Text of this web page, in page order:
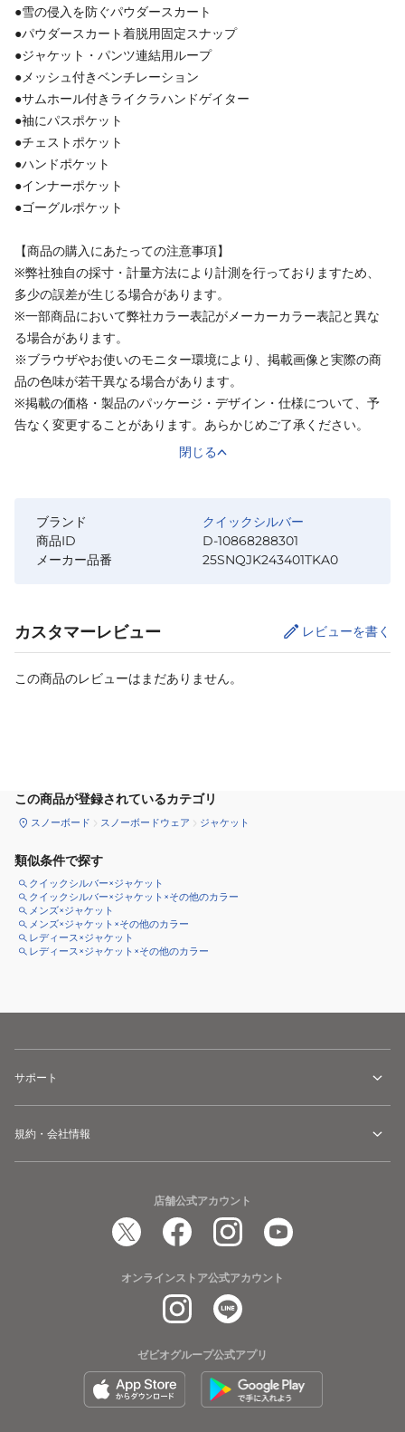
●雪の侵入を防ぐパウダースカート
●パウダースカート着脱用固定スナップ
●ジャケット・パンツ連結用ループ
●メッシュ付きベンチレーション
●サムホール付きライクラハンドゲイター
●袖にパスポケット
●チェストポケット
●ハンドポケット
●インナーポケット
●ゴーグルポケット
【商品の購入にあたっての注意事項】
※弊社独自の採寸・計量方法により計測を行っておりますため、
多少の誤差が生じる場合があります。
※一部商品において弊社カラー表記がメーカーカラー表記と異な
る場合があります。
※ブラウザやお使いのモニター環境により、掲載画像と実際の商
品の色味が若干異なる場合があります。
※掲載の価格・製品のパッケージ・デザイン・仕様について、予
告なく変更することがあります。あらかじめご了承ください。
閉じる
ブランド
クイックシルバー
商品ID
D-10868288301
メーカー品番
25SNQJK243401TKA0
カスタマーレビュー レビューを書く
この商品のレビューはまだありません。
この商品が登録されているカテゴリ
スノーボード スノーボードウェア ジャケット
類似条件で探す
クイックシルバー×ジャケット
クイックシルバー×ジャケット×その他のカラー
メンズ×ジャケット
メンズ×ジャケット×その他のカラー
レディース×ジャケット
レディース×ジャケット×その他のカラー
サポート
規約・会社情報
店舗公式アカウント
オンラインストア公式アカウント
ゼビオグループ公式アプリ